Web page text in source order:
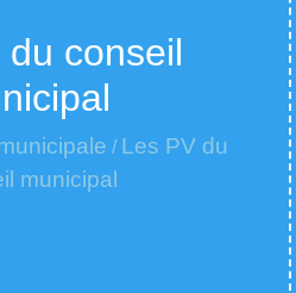
du conseil
/ Les PV du
municipal